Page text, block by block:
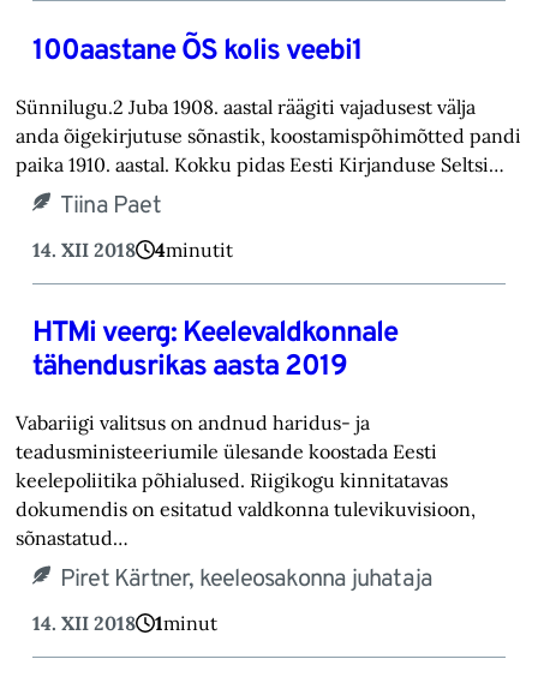
100aastane ÕS kolis veebi1
Sünnilugu.2 Juba 1908. aastal räägiti vajadusest välja
anda õigekirjutuse sõnastik, koostamispõhimõtted pandi
paika 1910. aastal. Kokku pidas Eesti Kirjanduse Seltsi…
Tiina Paet
14. XII 2018 4minutit
HTMi veerg: Keelevaldkonnale
tähendusrikas aasta 2019
Vabariigi valitsus on andnud haridus- ja
teadusministeeriumile ülesande koostada Eesti
keelepoliitika põhialused. Riigikogu kinnitatavas
dokumendis on esitatud valdkonna tulevikuvisioon,
sõnastatud…
Piret Kärtner, keeleosakonna juhataja
14. XII 2018 1minut